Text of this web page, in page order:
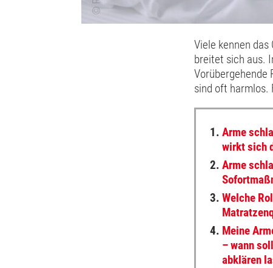
Viele kennen
breitet sich aus.
Vorübergehende
sind oft harmlos.
1.Arme
wirkt sich
2.Arme
3.Welche
4. Meine
– wann
abklären